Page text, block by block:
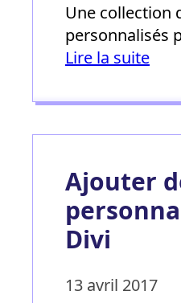
Une collection
personnalisés
Lire la suite
Ajouter
Divi
13 avril 2017